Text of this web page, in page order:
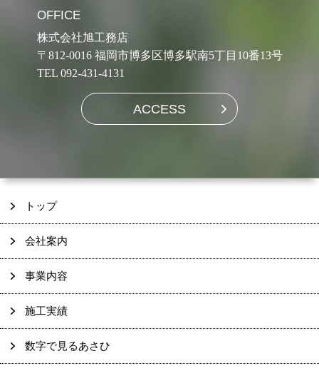
OFFICE
株式会社旭工務店
〒812-0016 福岡市博多区博多駅南5丁目10番13号
TEL 092-431-4131
ACCESS
トップ
会社案内
事業内容
施工実績
数字で見るあさひ